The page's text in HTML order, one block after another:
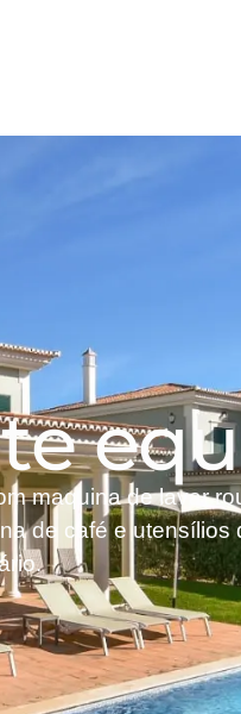
maquina de lavar
de café e utensílios